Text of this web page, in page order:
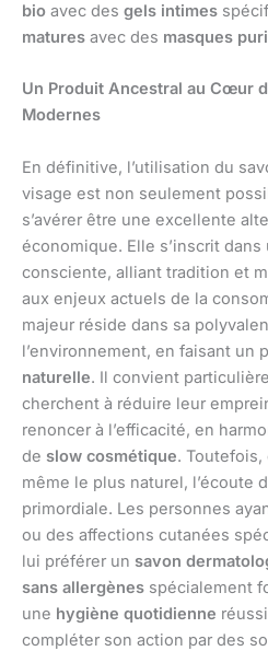
bio avec des gels intimes
matures avec des masques
Un Produit Ancestral au Cœur
Modernes
En définitive, l’utilisation du
visage est non seulement
s’avérer être une excellente
économique. Elle s’inscrit dans
consciente, alliant tradition et
aux enjeux actuels de la
majeur réside dans sa
l’environnement, en faisant un
naturelle. Il convient
cherchent à réduire leur
renoncer à l’efficacité, en
de slow cosmétique.
même le plus naturel, l’écoute
primordiale. Les personnes
ou des affections cutanées
lui préférer un savon
sans allergènes spécialement
une hygiène quotidienne
compléter son action par des